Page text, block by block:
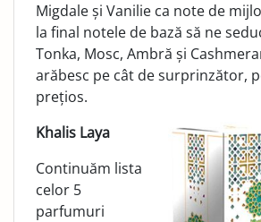
Migdale și Vanilie ca note de
la final notele de bază să ne
Tonka, Mosc, Ambră și
arăbesc pe cât de surprinzător,
prețios.
Khalis Laya
Continuăm lista
celor 5
parfumuri